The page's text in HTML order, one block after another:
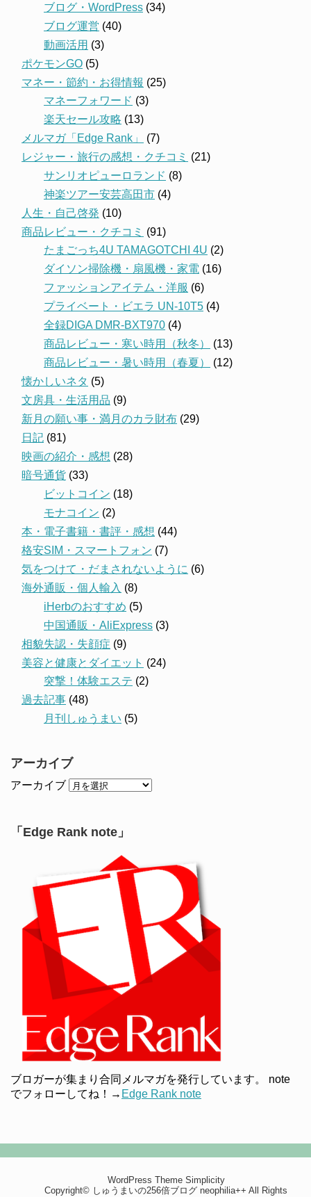
ブログ・WordPress (34)
ブログ運営 (40)
動画活用 (3)
ポケモンGO (5)
マネー・節約・お得情報 (25)
マネーフォワード (3)
楽天セール攻略 (13)
メルマガ「Edge Rank」
(7)
レジャー・旅行の感想・クチコミ (21)
サンリオピューロランド (8)
神楽ツアー安芸高田市 (4)
人生・自己啓発 (10)
商品レビュー・クチコミ (91)
たまごっち4U TAMAGOTCHI 4U (2)
ダイソン掃除機・扇風機・家電 (16)
ファッションアイテム・洋服 (6)
プライベート・ビエラ UN-10T5 (4)
全録DIGA DMR-BXT970 (4)
商品レビュー・寒い時用（秋冬）
(13)
商品レビュー・暑い時用（春夏）
(12)
懐かしいネタ (5)
文房具・生活用品 (9)
新月の願い事・満月のカラ財布 (29)
日記 (81)
映画の紹介・感想 (28)
暗号通貨 (33)
ビットコイン (18)
モナコイン (2)
本・電子書籍・書評・感想 (44)
格安SIM・スマートフォン (7)
気をつけて・だまされないように (6)
海外通販・個人輸入 (8)
iHerbのおすすめ (5)
中国通販・AliExpress (3)
相貌失認・失顔症 (9)
美容と健康とダイエット (24)
突撃！体験エステ (2)
過去記事 (48)
月刊しゅうまい (5)
アーカイブ
アーカイブ
「Edge Rank note」
ブロガーが集まり合同メルマガを発行しています。 note
でフォローしてね！→ Edge Rank note
WordPress Theme Simplicity
Copyright© しゅうまいの256倍ブログ neophilia++ All Rights